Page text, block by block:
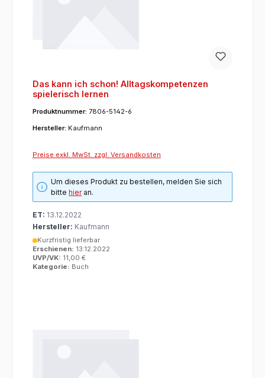
Das kann ich schon! Alltagskompetenzen
spielerisch lernen
Produktnummer: 7806-5142-6
Hersteller: Kaufmann
Preise exkl. MwSt. zzgl. Versandkosten
Um dieses Produkt zu bestellen, melden Sie sich
bittehieran.
ET: 13.12.2022
Hersteller: Kaufmann
Kurzfristig lieferbar
Erschienen: 13.12.2022
UVP/VK: 11,00 €
Kategorie: Buch